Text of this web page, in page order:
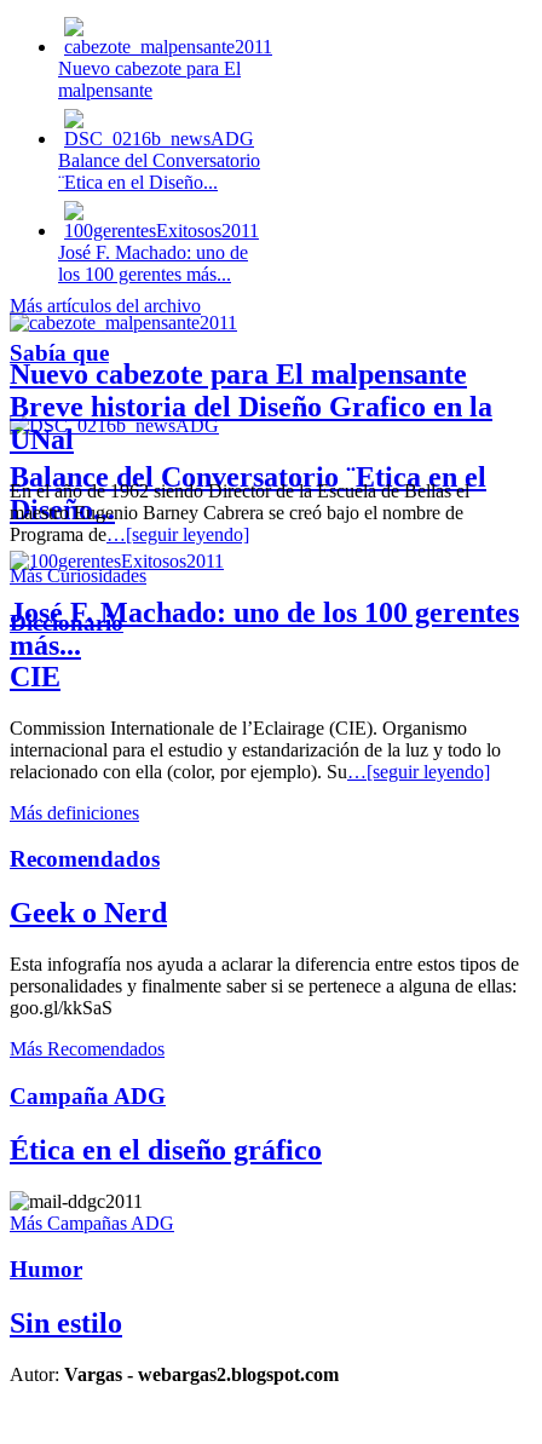
Nuevo cabezote para El
malpensante
Balance del Conversatorio
¨Etica en el Diseño...
José F. Machado: uno de
los 100 gerentes más...
Nuevo cabezote para El malpensante
Balance del Conversatorio ¨Etica en el
Diseño...
José F. Machado: uno de los 100 gerentes
más...
Más artículos del archivo
Sabía que
Breve historia del Diseño Grafico en la
UNal
En el año de 1962 siendo Director de la Escuela de Bellas el
maestro Eugenio Barney Cabrera se creó bajo el nombre de
Programa de…[seguir leyendo]
Más Curiosidades
Diccionario
CIE
Commission Internationale de l’Eclairage (CIE). Organismo
internacional para el estudio y estandarización de la luz y todo lo
relacionado con ella (color, por ejemplo). Su…[seguir leyendo]
Más definiciones
Recomendados
Geek o Nerd
Esta infografía nos ayuda a aclarar la diferencia entre estos tipos de
personalidades y finalmente saber si se pertenece a alguna de ellas:
goo.gl/kkSaS
Más Recomendados
Campaña ADG
Ética en el diseño gráfico
Más Campañas ADG
Humor
Sin estilo
Autor: Vargas - webargas2.blogspot.com